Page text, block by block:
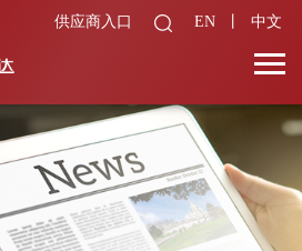
供应商入口 EN 中文